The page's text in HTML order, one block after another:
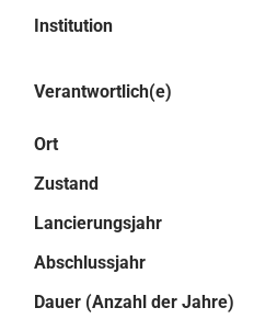
Institution
Verantwortlich(e)
Ort
Zustand
Lancierungsjahr
Abschlussjahr
Dauer (Anzahl der Jahre)